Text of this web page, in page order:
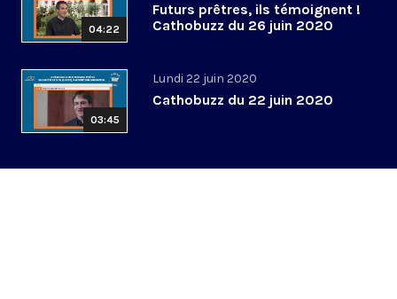
04:22
Futurs prêtres, ils témoignent !
Cathobuzz du 26 juin 2020
03:45
Lundi 22 juin 2020
Cathobuzz du 22 juin 2020